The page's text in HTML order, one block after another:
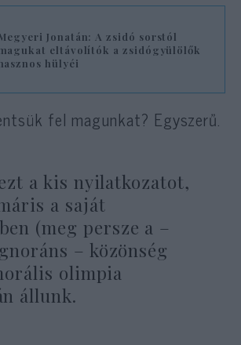
Jonatán: A zsidó sorstól
eltávolítók a zsidógyülölők
hülyéi
fel magunkat? Egyszerű.
a kis nyilatkozatot,
a saját
(meg persze a –
– közönség
olimpia
állunk.